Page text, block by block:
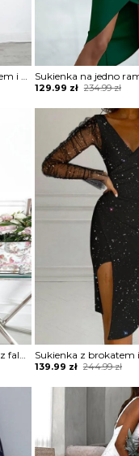
Sukienka ołówkowa z drapowaniem i dekoltem w łódkę
234.99zł
Original
was:
234.99 zł.
129.99 zł
Current
is:
129.99 zł.
Sukienka maxi z kopertową górą z falbankami
244.99zł
Original
was:
139.99 zł
Current